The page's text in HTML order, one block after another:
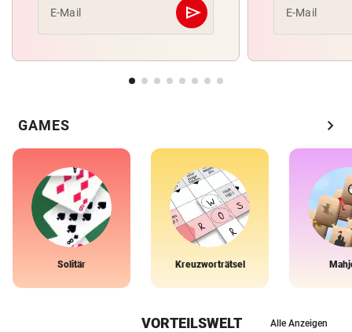
E-Mail send
Abschicken E-Mail
GAMES chevron_right
Solitär Kreuzworträtsel
VORTEILSWELT Alle Anzeigen